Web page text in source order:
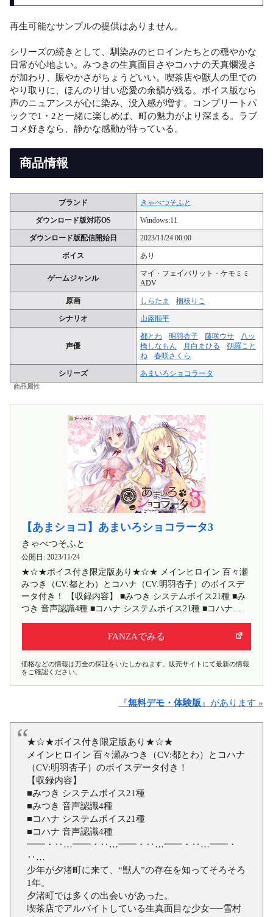
再生可能なサンプルの提供はありません。
シリーズの続きとして、馴染みのヒロインたちとの穏やかな
日常が心地よい。みつきの生真面目さやコハナの天真爛漫さ
が加わり、賑やかさがちょうどいい。喫茶店や獣人の里での
やり取りに、ほんのり甘い恋愛の余韻が残る。ボイス版なら
声のニュアンスが心に染み、没入感が増す。コンプリートパ
ックで1・2と一緒に楽しめば、町の魅力がより深まる。ラブ
コメ好きなら、静かな感動が待っている。
商品情報
ブランド きゃべつそふと
ダウンロード版対応OS Windows:11
ダウンロード版配信開始日 2023/11/24 00:00
ボイス あり
ゲームジャンル
マイ・フェイバリット・ケモミミ
ADV
原画 しらたま 梱枝りこ
シナリオ 山蕗順平
声優
都とわ 明羽杏子 藤咲ウサ
八ッ
橋しなもん
月白まひる
朔羅こと
ね
春咲さくら
シリーズ あまいろショコラータ
商品属性
【あまショコ】あまいろショコラータ3
きゃべつそふと
公開日: 2023/11/24
★☆★ボイス付き限定版あり★☆★ メインヒロイン 百々瀬
みつき（CV:都とわ）とコハナ（CV:明羽杏子）のボイスデ
ータ付き！ 【収録内容】 ■みつき システムボイス21種 ■み
つき 音声認識4種 ■コハナ システムボイス21種 ■コハナ…
FANZAでみる
価格などの情報は万全の保証をいたしかねます。販売サイトにて最新の情報
をご確認ください。
『無料デモ・体験版 』があります »
★☆★ボイス付き限定版あり★☆★
メインヒロイン 百々瀬みつき（CV:都とわ）とコハナ
（CV:明羽杏子）のボイスデータ付き！
【収録内容】
■みつき システムボイス21種
■みつき 音声認識4種
■コハナ システムボイス21種
■コハナ 音声認識4種
━━・‥…━━・‥…━━・‥…━━・‥…━━・
‥…
少年が夕渚町に来て、“獣人”の存在を知ってそろそろ
1年。
夕渚町では多くの出会いがあった。
喫茶店でアルバイトしている生真面目な少女──雪村